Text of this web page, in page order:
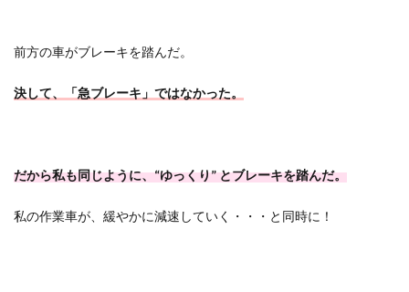
前方の車がブレーキを踏んだ。
決して、「急ブレーキ」ではなかった。
だから私も同じように、“ゆっくり”とブレーキを踏んだ。
私の作業車が、緩やかに減速していく・・・と同時に！